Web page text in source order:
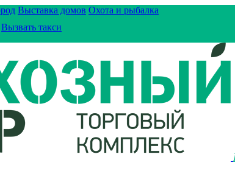
Выставка домов Охота и рыбалка
Вызвать такси